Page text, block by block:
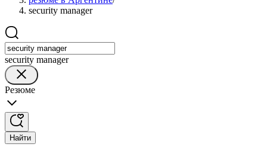
security manager
security manager
Резюме
Найти